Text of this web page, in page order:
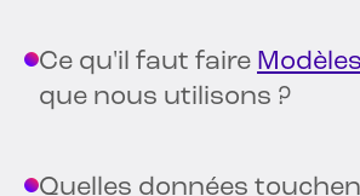
Ce qu'il faut faire
que nous utilisons ?
Quelles données